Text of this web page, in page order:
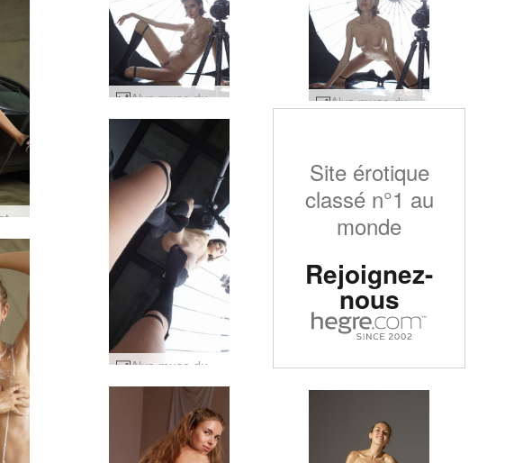
Alya rapide et furieuse par Alya #83
Alya muse du miroir partie 2 #34 Alya muse du miroir partie 2 #38
Site érotique
classé n°1 au
monde
Rejoignez-
nous